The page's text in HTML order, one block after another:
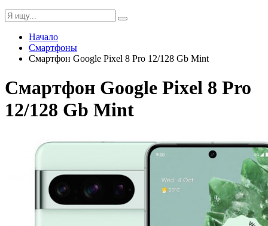
Начало
Смартфоны
Смартфон Google Pixel 8 Pro 12/128 Gb Mint
Смартфон Google Pixel 8 Pro
12/128 Gb Mint